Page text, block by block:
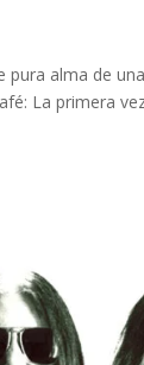
alma de
La primera